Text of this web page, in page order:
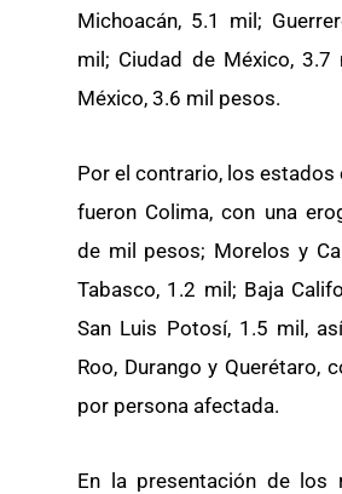
Michoacán, 5.1 mil;
mil; Ciudad de México,
México, 3.6 mil pesos.
Por el contrario, los
fueron Colima, con una
de mil pesos; Morelos y
Tabasco, 1.2 mil; Baja
San Luis Potosí, 1.5 mil,
Roo, Durango y Querétaro,
por persona afectada.
En la presentación de los